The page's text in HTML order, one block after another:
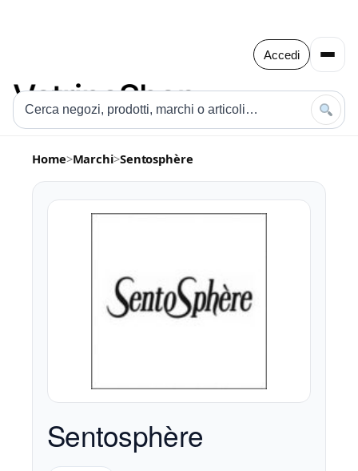
Accedi
Home>Marchi>Sentosphère
Sentosphère